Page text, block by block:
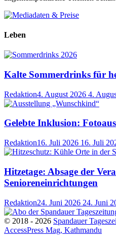
Leben
Kalte Sommerdrinks für
Redaktion4. August 2026 4.
Gelebte Inklusion:
Redaktion16. Juli 2026 16. Juli
Hitzetage: Absage der
Senioreneinrichtungen
Redaktion24. Juni 2026 24. Juni
© 2018 - 2026 Spandauer
AccessPress Mag, Kathmandu